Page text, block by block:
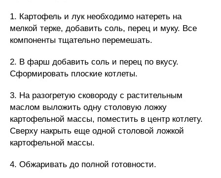
1. Картофель и лук необходимо натереть на
мелкой терке, добавить соль, перец и муку. Все
компоненты тщательно перемешать.
2. В фарш добавить соль и перец по вкусу.
Сформировать плоские котлеты.
3. На разогретую сковороду с растительным
маслом выложить одну столовую ложку
картофельной массы, поместить в центр котлету.
Сверху накрыть еще одной столовой ложкой
картофельной массы.
4. Обжаривать до полной готовности.